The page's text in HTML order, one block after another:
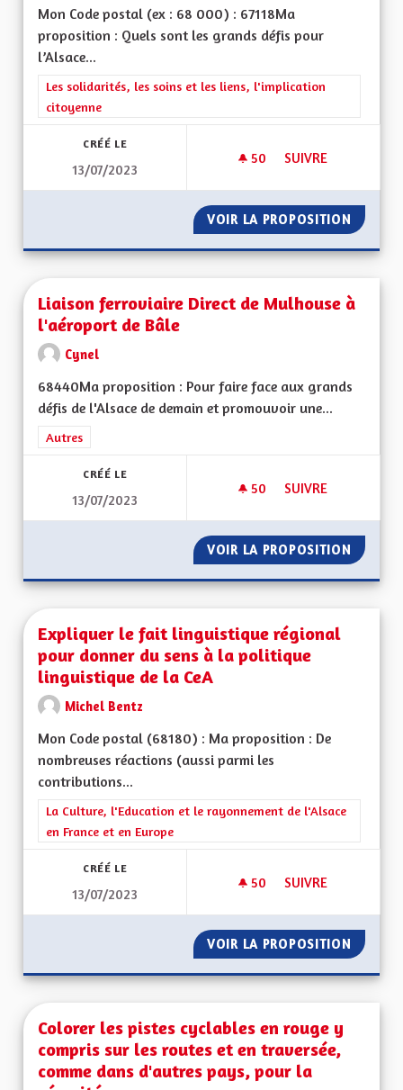
Mon Code postal (ex : 68 000) : 67118Ma
proposition : Quels sont les grands défis pour
l’Alsace...
Filtrer les résultats de la catégorie : Les solidarités, les soins
Les solidarités, les soins et les liens, l'implication
citoyenne
CRÉÉ LE
13/07/2023
50 50 ABONNÉS
SUIVRE
VOIR LA PROPOSITION
Liaison ferroviaire Direct de Mulhouse à
l'aéroport de Bâle
Cynel
68440Ma proposition : Pour faire face aux grands
défis de l'Alsace de demain et promouvoir une...
Filtrer les résultats de la catégorie : Autres
Autres
CRÉÉ LE
13/07/2023
50 50 ABONNÉS
SUIVRE
VOIR LA PROPOSITION
Expliquer le fait linguistique régional
pour donner du sens à la politique
linguistique de la CeA
Michel Bentz
Mon Code postal (68180) : Ma proposition : De
nombreuses réactions (aussi parmi les
contributions...
Filtrer les résultats de la catégorie : La Culture, l'Education et
La Culture, l'Education et le rayonnement de l'Alsace
en France et en Europe
CRÉÉ LE
13/07/2023
50 50 ABONNÉS
SUIVRE
VOIR LA PROPOSITION
Colorer les pistes cyclables en rouge y
compris sur les routes et en traversée,
comme dans d'autres pays, pour la